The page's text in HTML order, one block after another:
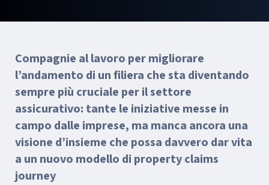
Compagnie al lavoro per migliorare
l’andamento di un filiera che sta diventando
sempre più cruciale per il settore
assicurativo: tante le iniziative messe in
campo dalle imprese, ma manca ancora una
visione d’insieme che possa davvero dar vita
a un nuovo modello di property claims
journey